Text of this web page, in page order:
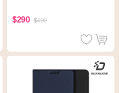
$290 $490